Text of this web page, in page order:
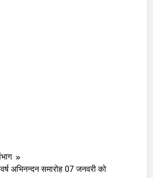
अभिनन्दन समारोह 07 जनवरी को